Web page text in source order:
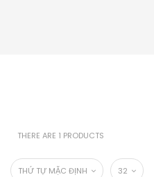
THERE ARE 1 PRODUCTS
THỨ TỰ MẶC ĐỊNH 32